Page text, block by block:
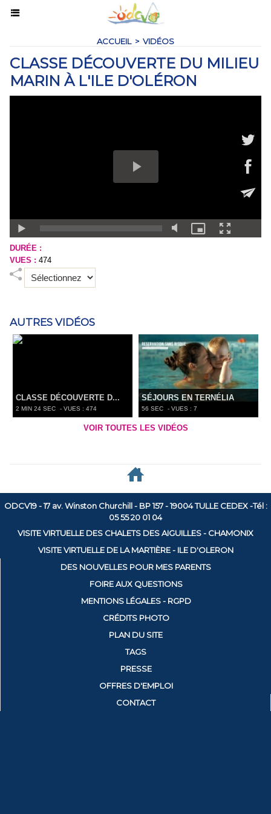
ACCUEIL > VIDÉOS
CLASSE DÉCOUVERTE DU MILIEU
MARIN À L'ILE D'OLÉRON
DURÉE :
VUES : 474
AUTRES VIDÉOS
CLASSE DÉCOUVERTE D...
2 MIN 24 SEC - VUES : 474
SÉJOURS EN TERNÉLIA
56 SEC - VUES : 7
VOIR TOUTES LES VIDÉOS
ODCV19 - 17 av. Winston Churchill - BP 157 - 19004 TULLE CEDEX -Tél :
05 55 20 01 04
VISITE VIRTUELLE DES CHALETS DES AIGUILLES - CHAMONIX
VISITE VIRTUELLE DE LA MARTIÈRE - ILE D'OLERON
DES NOUVELLES POUR MES PARENTS
FOIRE AUX QUESTIONS
MENTIONS LÉGALES - RGPD
CRÉDITS PHOTO
PLAN DU SITE
TAGS
PRESSE
OFFRES D'EMPLOI
CONTACT